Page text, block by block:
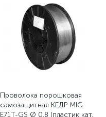
Проволока порошковая
самозащитная КЕДР MIG
E71T-GS Ø 0.8 (пластик кат.